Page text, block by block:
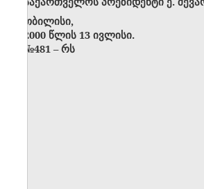
თბილისი,
2000 წლის 13 ივლისი.
№481 – რს